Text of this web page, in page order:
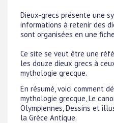
Dieux-grecs présente une
informations à retenir des
sont organisées en une
Ce site se veut être une
les douze dieux grecs à
mythologie grecque.
En résumé, voici comment
mythologie grecque, Le
Olympiennes, Dessins et
la Grèce Antique.